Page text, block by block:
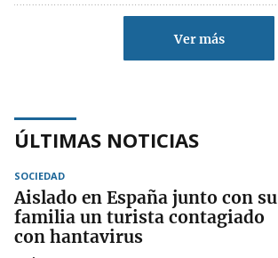
Ver más
ÚLTIMAS NOTICIAS
SOCIEDAD
Aislado en España junto con su
familia un turista contagiado
con hantavirus